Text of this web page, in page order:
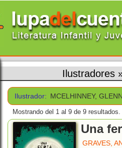
Ilustradores
Ilustrador: MCELHINNEY,
Mostrando del 1 al 9 de 9 resultados.
Una
GRAVES,